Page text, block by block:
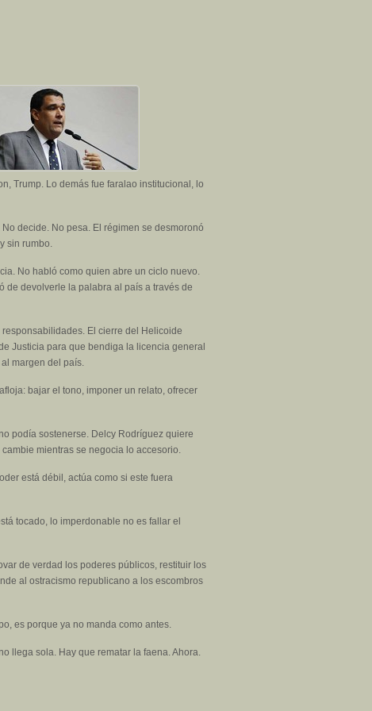
Trump. Lo demás fue faralao institucional, lo
decide. No pesa. El régimen se desmoronó
sin rumbo.
No habló como quien abre un ciclo nuevo.
de devolverle la palabra al país a través de
El cierre del Helicoide
Justicia para que bendiga la licencia general
margen del país.
bajar el tono, imponer un relato, ofrecer
podía sostenerse. Delcy Rodríguez quiere
mientras se negocia lo accesorio.
está débil, actúa como si este fuera
tocado, lo imperdonable no es fallar el
de verdad los poderes públicos, restituir los
al ostracismo republicano a los escombros
es porque ya no manda como antes.
llega sola. Hay que rematar la faena. Ahora.